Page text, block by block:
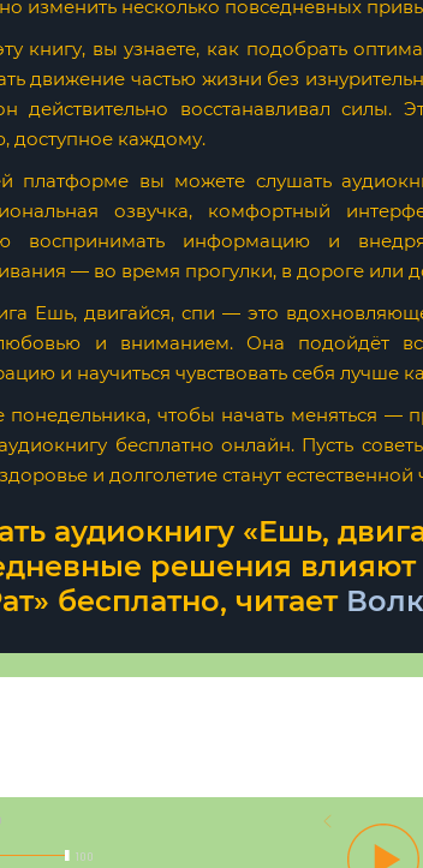
изменить несколько повседневных
книгу, вы узнаете, как подобрать
движение частью жизни без
действительно восстанавливал
доступное каждому.
платформе вы можете слушать
озвучка, комфортный
воспринимать информацию и
— во время прогулки, в дороге или
Ешь, двигайся, спи — это
и вниманием. Она подойдёт
и научиться чувствовать себя лучше
понедельника, чтобы начать меняться —
бесплатно онлайн. Пусть
и долголетие станут естественной
аудиокнигу «Ешь,
решения влияют
бесплатно, читает
100